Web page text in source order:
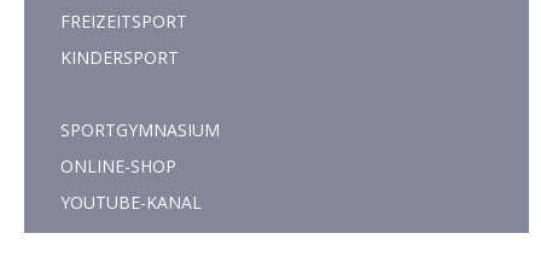
FREIZEITSPORT
KINDERSPORT
SPORTGYMNASIUM
ONLINE-SHOP
YOUTUBE-KANAL